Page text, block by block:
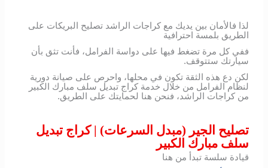
لذا فالأمان بين يديك مع كراجات الراشد تصليح البريكات على
الطريق بلمسة احترافية
ففي كل مرة تضغط فيها على دواسة الفرامل، فأنت تثق بأن
سيارتك ستتوقف.
لكن دع هذه الثقة تكون في محلها، واحرص على صيانة دورية
لنظام الفرامل من خلال خدمة كراج تبديل سلف مبارك الكبير
من كراجات الراشد، فنحن هنا لحمايتك على الطريق.
تصليح الجير (مبدل السرعات) | كراج تبديل
سلف مبارك الكبير
قيادة سلسة تبدأ من هنا